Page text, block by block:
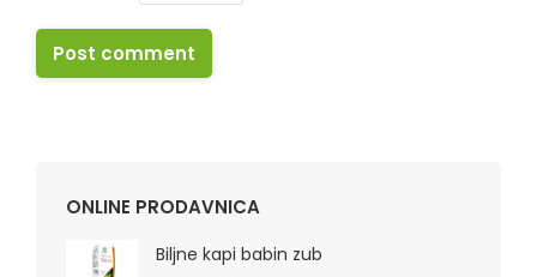
Post comment
ONLINE PRODAVNICA
Biljne kapi babin zub